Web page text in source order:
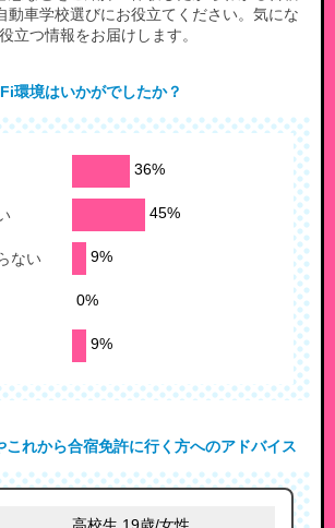
動車学校選びにお役立てください。気にな
立つ情報をお届けします。
環境はいかがでしたか？
ない
これから合宿免許に行く方へのアドバイス